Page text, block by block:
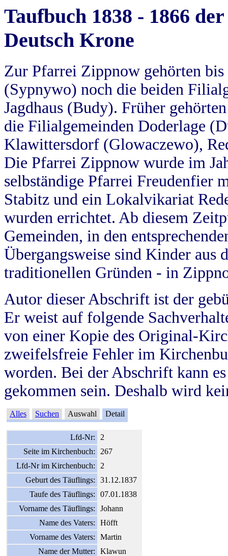
Taufbuch 1838 - 1866
Deutsch Krone
Zur Pfarrei Zippnow gehörten
(Sypnywo) noch die beiden
Jagdhaus (Budy). Früher
die Filialgemeinden Doderlage
Klawittersdorf (Glowaczewo),
Die Pfarrei Zippnow wurde im
selbständige Pfarrei Freudenfier
Stabitz und ein Lokalvikariat
wurden errichtet. Ab diesem
Gemeinden, in den
Übergangsweise sind Kinder aus
traditionellen Gründen - in
Autor dieser Abschrift ist der
Er weist auf folgende
von einer Kopie des Original-
zweifelsfreie Fehler im
worden. Bei der Abschrift kann
gekommen sein. Deshalb wird
Alles Suchen Auswahl Detail
Lfd-Nr:
2
Seite im Kirchenbuch:
267
Lfd-Nr im Kirchenbuch:
2
Geburt des Täuflings:
31.12.1837
Taufe des Täuflings:
07.01.1838
Vorname des Täuflings:
Johann
Name des Vaters:
Höfft
Vorname des Vaters:
Martin
Name der Mutter:
Klawun